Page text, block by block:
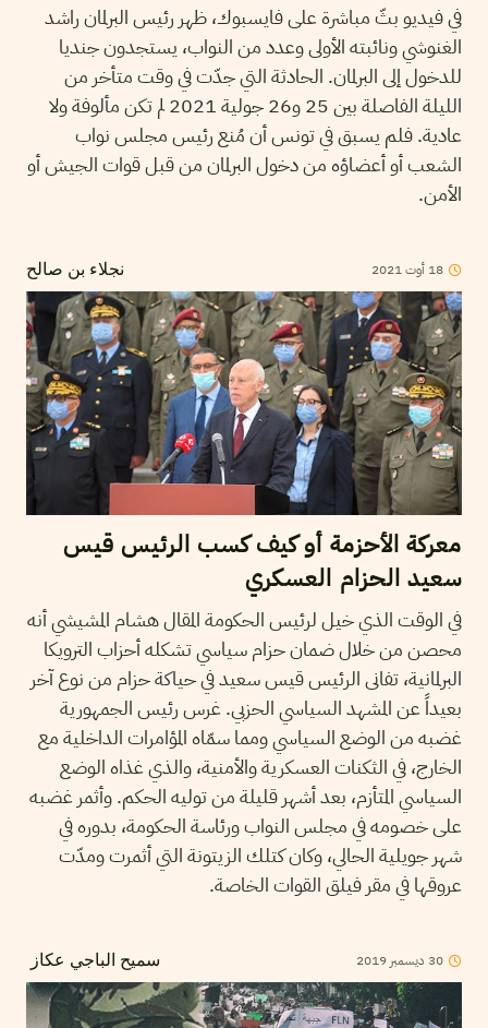
في فيديو بثّ مباشرة على فايسبوك، ظهر رئيس البرلمان راشد
الغنوشي ونائبته الأولى وعدد من النواب، يستجدون جنديا
للدخول إلى البرلمان. الحادثة التي جدّت في وقت متأخر من
الليلة الفاصلة بين 25 و26 جولية 2021 لم تكن مألوفة ولا
عادية. فلم يسبق في تونس أن مُنع رئيس مجلس نواب
الشعب أو أعضاؤه من دخول البرلمان من قبل قوات الجيش أو
الأمن.
نجلاء بن صالح 18 أوت2021
معركة الأحزمة أو كيف كسب الرئيس قيس
سعيد الحزام العسكري
في الوقت الذي خيل لرئيس الحكومة المقال هشام المشيشي أنه
محصن من خلال ضمان حزام سياسي تشكله أحزاب الترويكا
البرلمانية، تفانى الرئيس قيس سعيد في حياكة حزام من نوع آخر
بعيداً عن المشهد السياسي الحزبي. غرس رئيس الجمهورية
غضبه من الوضع السياسي ومما سمّاه المؤامرات الداخلية مع
الخارج، في الثكنات العسكرية والأمنية، والذي غذاه الوضع
السياسي المتأزم، بعد أشهر قليلة من توليه الحكم. وأثمر غضبه
على خصومه في مجلس النواب ورئاسة الحكومة، بدوره في
شهر جويلية الحالي، وكان كتلك الزيتونة التي أثمرت ومدّت
عروقها في مقر فيلق القوات الخاصة.
سميح الباجي عكاز 30 ديسمبر 2019